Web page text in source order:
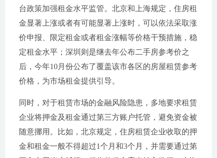
台政策加强租金水平监管。北京和上海规定，住房租
金显著上涨或者有可能显著上涨时，可以依法采取涨
价申报、限定租金或者租金涨幅等价格干预措施，稳
定租金水平；深圳则是继去年公布二手房参考价之
后，今年10月份公布了覆盖该市各区的房屋租赁参考
价格，为市场租金提供引导。
同时，对于租赁市场的金融风险隐患，多地要求租赁
企业将押金及租金通过第三方账户托管，避免资金被
随意挪用。比如，北京规定，住房租赁企业收取的押
金和租金一般不得超过1个月和3个月，并需要通过第